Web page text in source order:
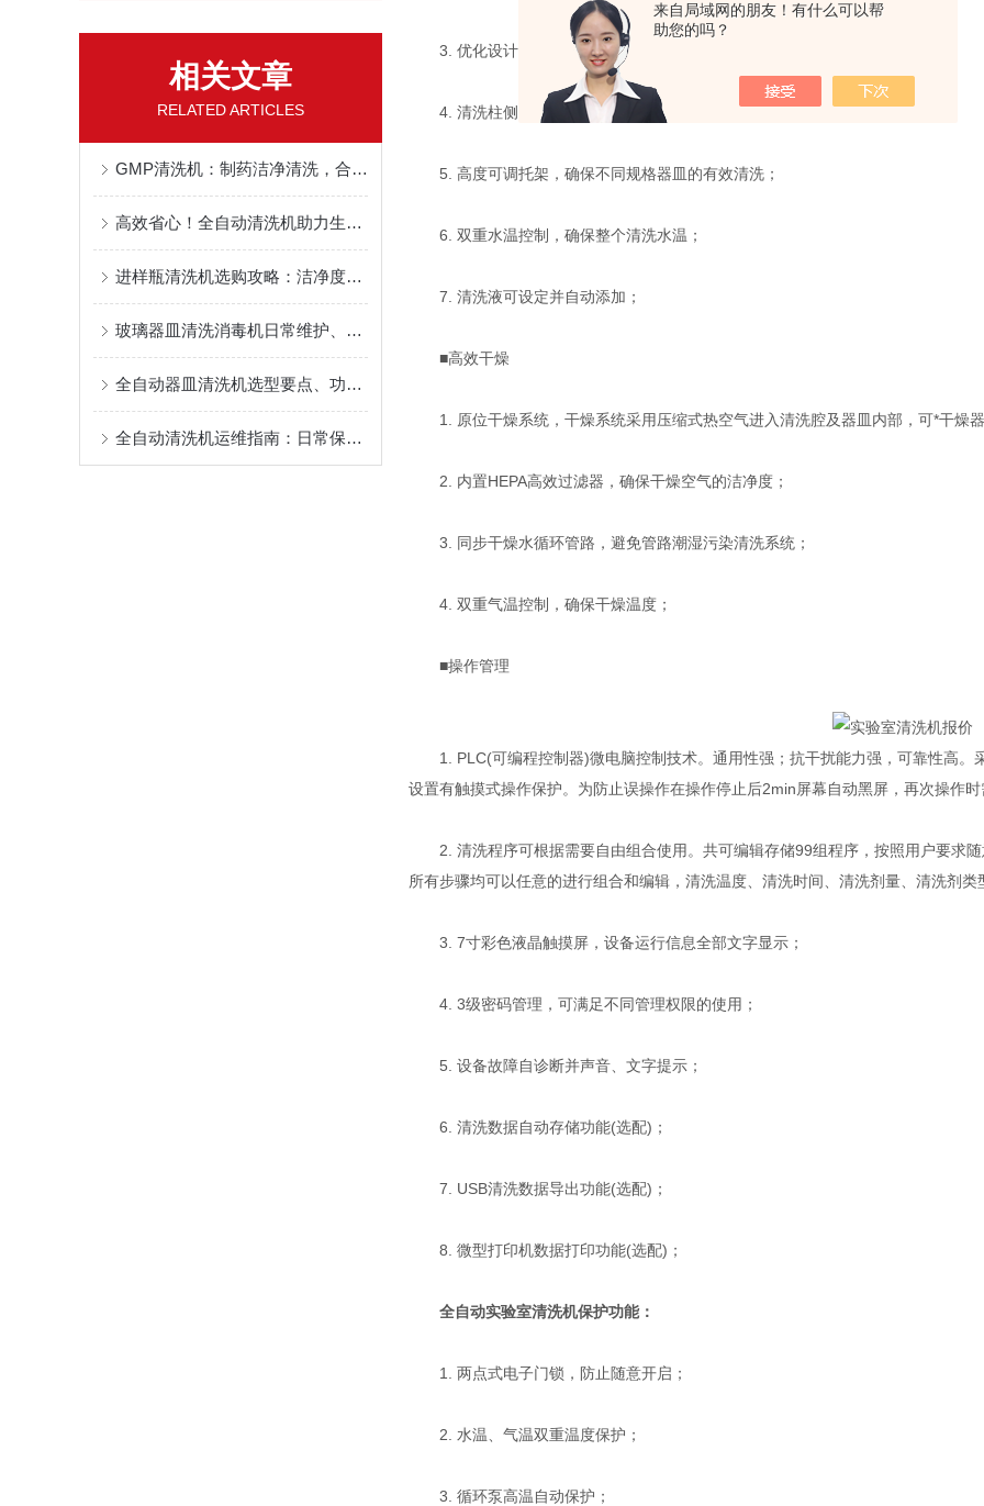
来自局域网的朋友！有什么可以帮
助您的吗？
相关文章
RELATED ARTICLES
GMP清洗机：制药洁净清洗，合规生产关键设备
高效省心！全自动清洗机助力生产提质增效
进样瓶清洗机选购攻略：洁净度与清洗效率核心要点解析
玻璃器皿清洗消毒机日常维护、耗材更换与故障处理
全自动器皿清洗机选型要点、功能配置与适用场景
全自动清洗机运维指南：日常保养+故障排查，保障设备长效运行
3. 优化设计的扁口型喷嘴的旋转喷淋臂，确保喷淋360°*覆盖；
4. 清洗柱侧面斜切口确保器皿内壁360°清洗覆盖；
5. 高度可调托架，确保不同规格器皿的有效清洗；
6. 双重水温控制，确保整个清洗水温；
7. 清洗液可设定并自动添加；
■高效干燥
1. 原位干燥系统，干燥系统采用压缩式热空气进入清洗腔及器皿内部，可*干燥
2. 内置HEPA高效过滤器，确保干燥空气的洁净度；
3. 同步干燥水循环管路，避免管路潮湿污染清洗系统；
4. 双重气温控制，确保干燥温度；
■操作管理
1. PLC(可编程控制器)微电脑控制技术。通用性强；抗干扰能力强，可靠性高。
设置有触摸式操作保护。为防止误操作在操作停止后2min屏幕自动黑屏，再次操作
2. 清洗程序可根据需要自由组合使用。共可编辑存储99组程序，按照用户要求
所有步骤均可以任意的进行组合和编辑，清洗温度、清洗时间、清洗剂量、清洗剂
3. 7寸彩色液晶触摸屏，设备运行信息全部文字显示；
4. 3级密码管理，可满足不同管理权限的使用；
5. 设备故障自诊断并声音、文字提示；
6. 清洗数据自动存储功能(选配)；
7. USB清洗数据导出功能(选配)；
8. 微型打印机数据打印功能(选配)；
全自动实验室清洗机保护功能：
1. 两点式电子门锁，防止随意开启；
2. 水温、气温双重温度保护；
3. 循环泵高温自动保护；